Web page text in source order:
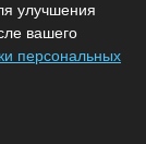
улучшения
вашего
персональных